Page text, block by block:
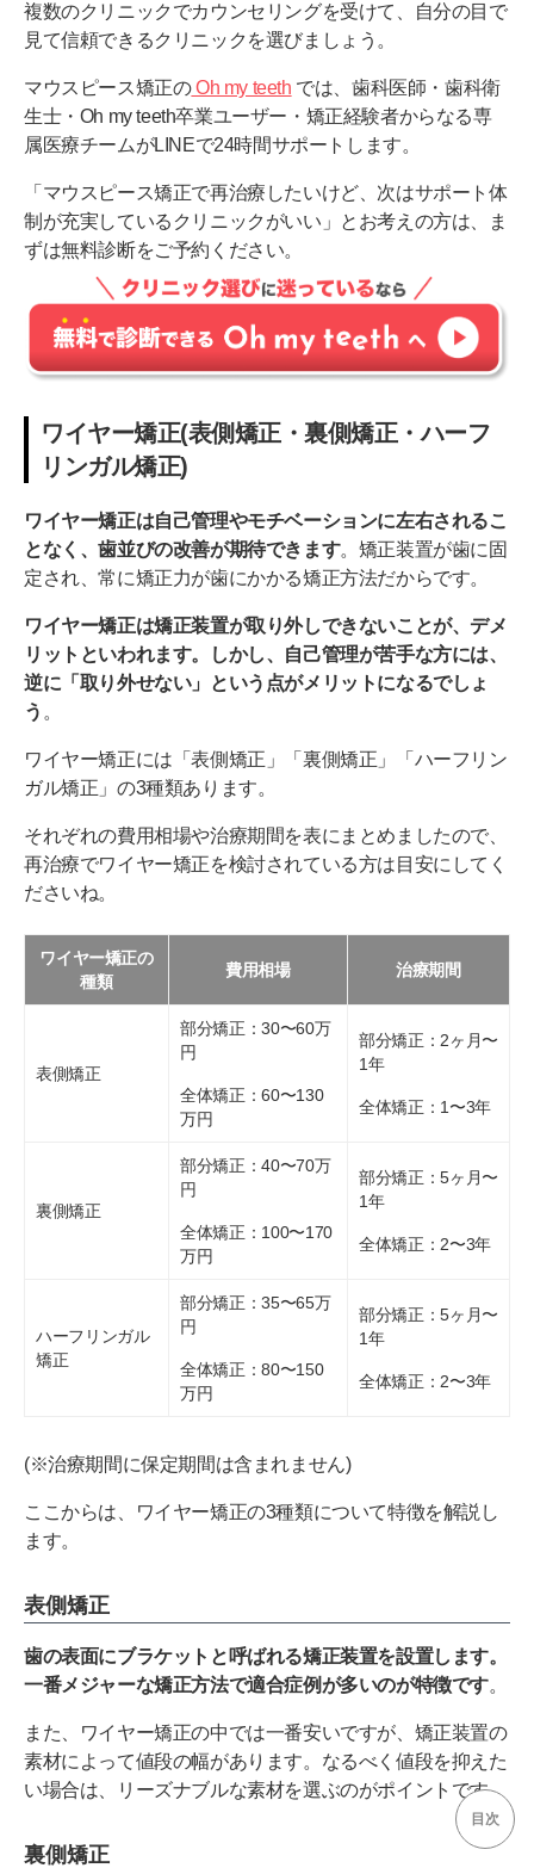
複数のクリニックでカウンセリングを受けて、自分の目で
見て信頼できるクリニックを選びましょう。
マウスピース矯正のOh my teeth では、歯科医師・歯科衛
生士・Oh my teeth卒業ユーザー・矯正経験者からなる専
属医療チームがLINEで24時間サポートします。
「マウスピース矯正で再治療したいけど、次はサポート体
制が充実しているクリニックがいい」とお考えの方は、ま
ずは無料診断をご予約ください。
ワイヤー矯正(表側矯正・裏側矯正・ハーフ
リンガル矯正)
ワイヤー矯正は自己管理やモチベーションに左右されるこ
となく、歯並びの改善が期待できます。矯正装置が歯に固
定され、常に矯正力が歯にかかる矯正方法だからです。
ワイヤー矯正は矯正装置が取り外しできないことが、デメ
リットといわれます。しかし、自己管理が苦手な方には、
逆に「取り外せない」という点がメリットになるでしょ
う 。
ワイヤー矯正には「表側矯正」「裏側矯正」「ハーフリン
ガル矯正」の3種類あります。
それぞれの費用相場や治療期間を表にまとめましたので、
再治療でワイヤー矯正を検討されている方は目安にしてく
ださいね。
ワイヤー矯正の
種類
費用相場 治療期間
表側矯正
部分矯正：30〜60万
円
全体矯正：60〜130
万円
部分矯正：2ヶ月〜
1年
全体矯正：1〜3年
裏側矯正
部分矯正：40〜70万
円
全体矯正：100〜170
万円
部分矯正：5ヶ月〜
1年
全体矯正：2〜3年
ハーフリンガル
矯正
部分矯正：35〜65万
円
全体矯正：80〜150
万円
部分矯正：5ヶ月〜
1年
全体矯正：2〜3年
(※治療期間に保定期間は含まれません)
ここからは、ワイヤー矯正の3種類について特徴を解説し
ます。
表側矯正
歯の表面にブラケットと呼ばれる矯正装置を設置します。
一番メジャーな矯正方法で適合症例が多いのが特徴です。
また、ワイヤー矯正の中では一番安いですが、矯正装置の
素材によって値段の幅があります。なるべく値段を抑えた
い場合は、リーズナブルな素材を選ぶのがポイントです。
裏側矯正
目次